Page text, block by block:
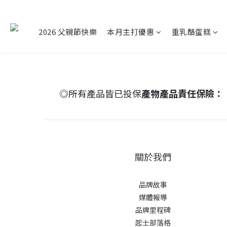
2026 父親節快樂 本月主打優惠 重乳酪蛋糕
◎所有產品皆已投保產物產品責任保險：
關於我們
品牌故事
媒體報導
品牌里程碑
起士部落格